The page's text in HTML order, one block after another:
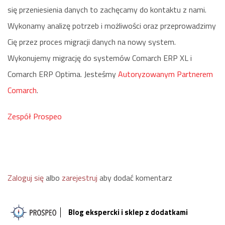
się przeniesienia danych to zachęcamy do kontaktu z nami.
Wykonamy analizę potrzeb i możliwości oraz przeprowadzimy
Cię przez proces migracji danych na nowy system.
Wykonujemy migrację do systemów Comarch ERP XL i
Comarch ERP Optima. JesteśmyAutoryzowanym Partnerem
Comarch.
Zespół Prospeo
Zaloguj sięalbo zarejestruj aby dodać komentarz
Blog ekspercki i sklep z dodatkami